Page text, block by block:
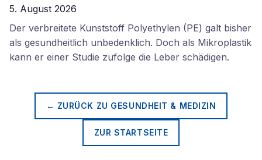
5. August 2026
Der verbreitete Kunststoff Polyethylen (PE) galt bisher
als gesundheitlich unbedenklich. Doch als Mikroplastik
kann er einer Studie zufolge die Leber schädigen.
← ZURÜCK ZU GESUNDHEIT & MEDIZIN
ZUR STARTSEITE